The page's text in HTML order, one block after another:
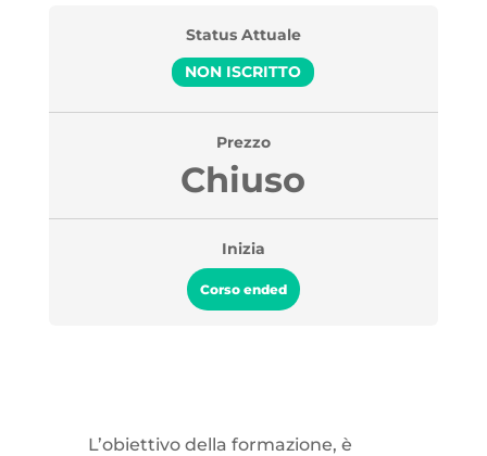
Status Attuale
NON ISCRITTO
Prezzo
Chiuso
Inizia
Corso ended
L’obiettivo della formazione, è